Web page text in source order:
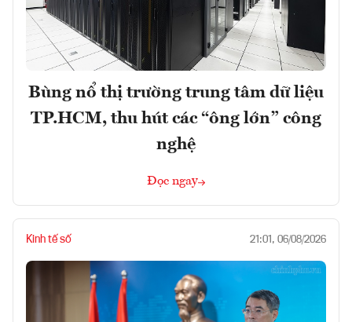
Bùng nổ thị trường trung tâm dữ liệu
TP.HCM, thu hút các “ông lớn” công
nghệ
Đọc ngay
Kinh tế số 21:01, 06/08/2026